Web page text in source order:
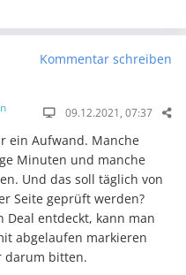
Kommentar schreiben
09.12.2021, 07:37
ein Aufwand. Manche
Minuten und manche
Und das soll täglich von
Seite geprüft werden?
Deal entdeckt, kann man
abgelaufen markieren
darum bitten.